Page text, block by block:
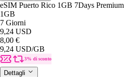
eSIM Puerto Rico 1GB 7Days Premium
1GB
7 Giorni
9,24 USD
8,00 €
9,24 USD/GB
3% di sconto
Dettagli